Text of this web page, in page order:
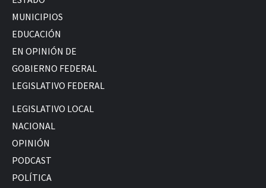
MUNICIPIOS
EDUCACIÓN
EN OPINIÓN DE
GOBIERNO FEDERAL
LEGISLATIVO FEDERAL
LEGISLATIVO LOCAL
NACIONAL
OPINIÓN
PODCAST
POLÍTICA